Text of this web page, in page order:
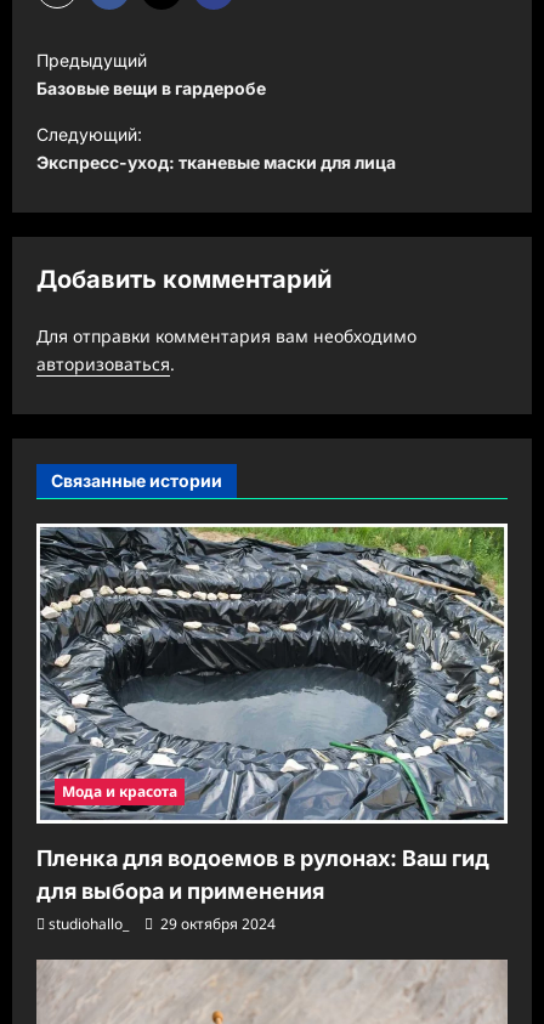
Н
а
в
и
а
ц
я
з
а
п
и
с
и
Предыдущий
Базовые вещи в гардеробе
Следующий:
Экспресс-уход: тканевые маски для лица
Добавить комментарий
Для отправки комментария вам необходимо
авторизоваться.
Связанные истории
Мода и красота
Пленка для водоемов в рулонах: Ваш гид
для выбора и применения
studiohallo_ 29 октября 2024